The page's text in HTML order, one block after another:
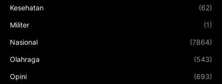
Kesehatan (62)
Militer (1)
Nasional (7864)
Olahraga (543)
Opini (693)